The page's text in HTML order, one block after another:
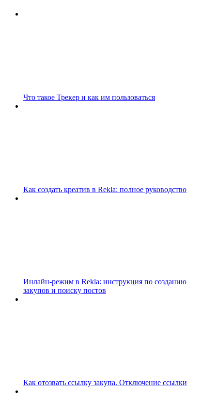
Что такое Трекер и как им пользоваться
Как создать креатив в Rekla: полное руководство
Инлайн-режим в Rekla: инструкция по созданию
закупов и поиску постов
Как отозвать ссылку закупа. Отключение ссылки